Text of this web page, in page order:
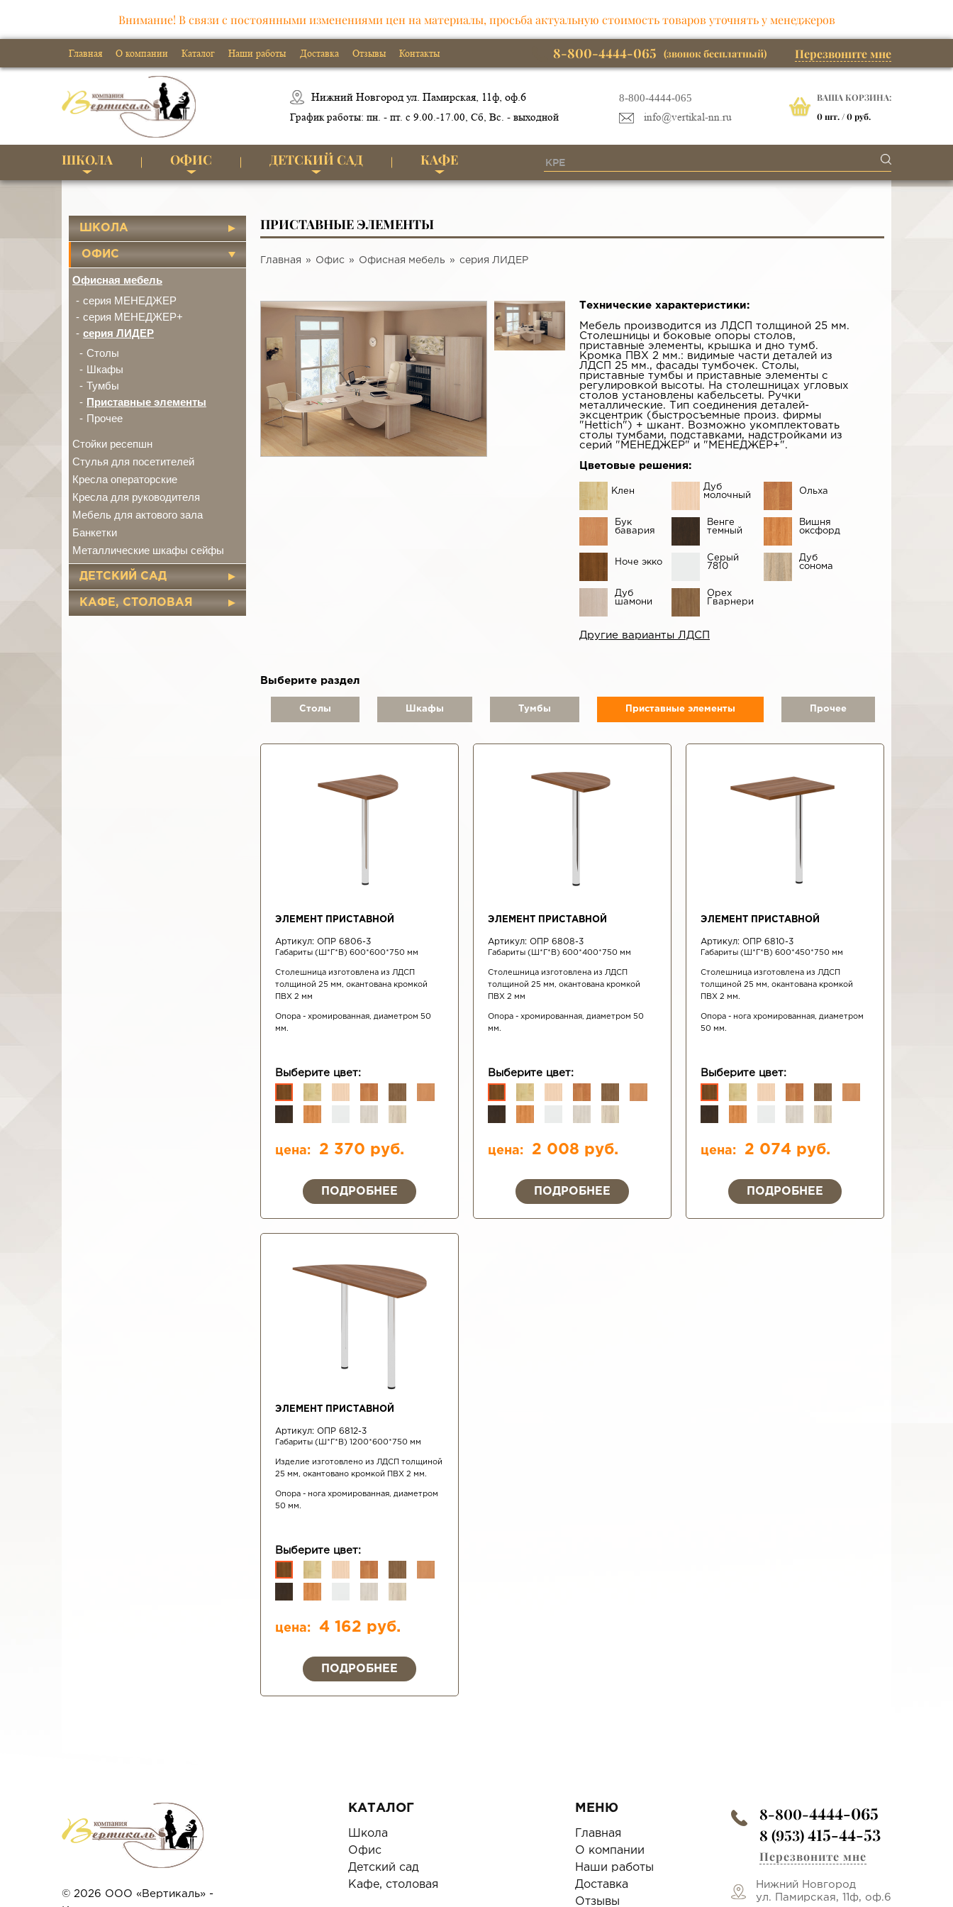
Внимание! В связи с постоянными изменениями цен на материалы, просьба актуальную стоимость товаров уточнять у менеджеров
Главная О компании Каталог Наши работы Доставка Отзывы Контакты 8-800-4444-065 (звонок бесплатный) Перезвоните мне
Нижний Новгород ул. Памирская, 11ф, оф.6
График работы: пн. - пт. с 9.00.-17.00, Сб, Вс. - выходной
8-800-4444-065
info@vertikal-nn.ru
ВАША КОРЗИНА:
0шт. /0 руб.
ШКОЛА ОФИС ДЕТСКИЙ САД КАФЕ
ШКОЛА
ОФИС
Офисная мебель
серия МЕНЕДЖЕР
серия МЕНЕДЖЕР+
серия ЛИДЕР
Столы
Шкафы
Тумбы
Приставные элементы
Прочее
Стойки ресепшн
Стулья для посетителей
Кресла операторские
Кресла для руководителя
Мебель для актового зала
Банкетки
Металлические шкафы сейфы
ДЕТСКИЙ САД
КАФЕ, СТОЛОВАЯ
ПРИСТАВНЫЕ ЭЛЕМЕНТЫ
Главная Офис Офисная мебель серия ЛИДЕР
Технические характеристики:
Мебель производится из ЛДСП толщиной 25 мм.
Столешницы и боковые опоры столов,
приставные элементы, крышка и дно тумб.
Кромка ПВХ 2 мм.: видимые части деталей из
ЛДСП 25 мм., фасады тумбочек. Столы,
приставные тумбы и приставные элементы с
регулировкой высоты. На столешницах угловых
столов установлены кабельсеты. Ручки
металлические. Тип соединения деталей-
эксцентрик (быстросъемные произ. фирмы
"Hettich") + шкант. Возможно укомплектовать
столы тумбами, подставками, надстройками из
серий "МЕНЕДЖЕР" и "МЕНЕДЖЕР+".
Цветовые решения:
Клен
Дуб
молочный
Ольха
Бук
бавария
Венге
темный
Вишня
оксфорд
Ноче экко
Серый
7810
Дуб
сонома
Дуб
шамони
Орех
Гварнери
Другие варианты ЛДСП
Выберите раздел
Столы Шкафы Тумбы Приставные элементы Прочее
ЭЛЕМЕНТ ПРИСТАВНОЙ
Артикул: ОПР 6806-3
Габариты (Ш*Г*В) 600*600*750 мм
Столешница изготовлена из ЛДСП
толщиной 25 мм, окантована кромкой
ПВХ 2 мм
Опора - хромированная, диаметром 50
мм.
Выберите цвет:
цена: 2 370 руб.
ПОДРОБНЕЕ
ЭЛЕМЕНТ ПРИСТАВНОЙ
Артикул: ОПР 6808-3
Габариты (Ш*Г*В) 600*400*750 мм
Столешница изготовлена из ЛДСП
толщиной 25 мм, окантована кромкой
ПВХ 2 мм
Опора - хромированная, диаметром 50
мм.
Выберите цвет:
цена: 2 008 руб.
ПОДРОБНЕЕ
ЭЛЕМЕНТ ПРИСТАВНОЙ
Артикул: ОПР 6810-3
Габариты (Ш*Г*В) 600*450*750 мм
Столешница изготовлена из ЛДСП
толщиной 25 мм, окантована кромкой
ПВХ 2 мм.
Опора - нога хромированная, диаметром
50 мм.
Выберите цвет:
цена: 2 074 руб.
ПОДРОБНЕЕ
ЭЛЕМЕНТ ПРИСТАВНОЙ
Артикул: ОПР 6812-3
Габариты (Ш*Г*В) 1200*600*750 мм
Изделие изготовлено из ЛДСП толщиной
25 мм, окантовано кромкой ПВХ 2 мм.
Опора - нога хромированная, диаметром
50 мм.
Выберите цвет:
цена: 4 162 руб.
ПОДРОБНЕЕ
© 2026 ООО «Вертикаль» -
КАТАЛОГ
Школа
Офис
Детский сад
Кафе, столовая
МЕНЮ
Главная
О компании
Наши работы
Доставка
Отзывы
8-800-4444-065
8 (953)415-44-53
Перезвоните мне
Нижний Новгород
ул. Памирская, 11ф, оф.6